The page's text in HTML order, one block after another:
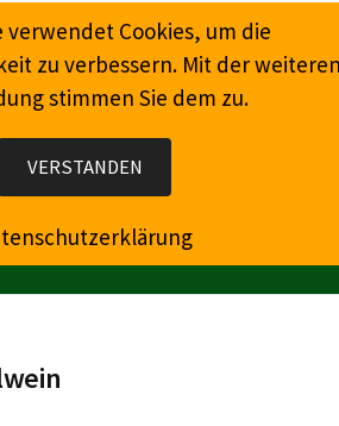
Prosecco, Feinkost, Präsente
verwendet Cookies, um die
zu verbessern. Mit der
stimmen Sie dem zu.
VERSTANDEN